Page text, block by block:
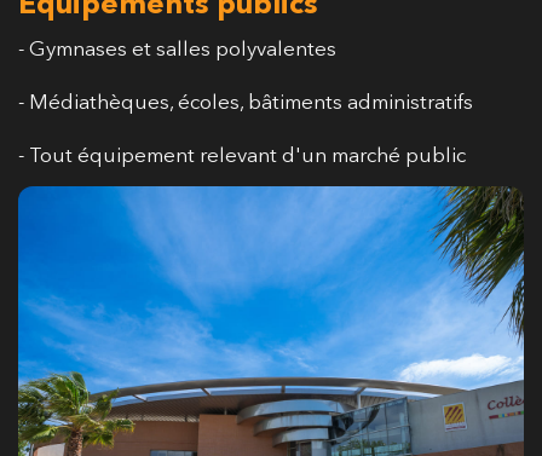
- Gymnases et salles polyvalentes
- Médiathèques, écoles, bâtiments administratifs
- Tout équipement relevant d'un marché public